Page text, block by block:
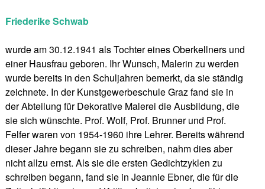
Friederike Schwab
wurde am 30.12.1941 als Tochter eines Oberkellners und
einer Hausfrau geboren. Ihr Wunsch, Malerin zu werden
wurde bereits in den Schuljahren bemerkt, da sie ständig
zeichnete. In der Kunstgewerbeschule Graz fand sie in
der Abteilung für Dekorative Malerei die Ausbildung, die
sie sich wünschte. Prof. Wolf, Prof. Brunner und Prof.
Felfer waren von 1954-1960 ihre Lehrer. Bereits während
dieser Jahre begann sie zu schreiben, nahm dies aber
nicht allzu ernst. Als sie die ersten Gedichtzyklen zu
schreiben begann, fand sie in Jeannie Ebner, die für die